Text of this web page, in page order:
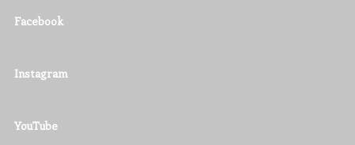
Facebook
Instagram
YouTube